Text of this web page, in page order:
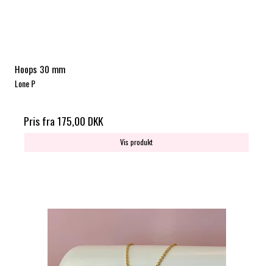
Hoops 30 mm
Lone P
Pris fra175,00 DKK
Vis produkt